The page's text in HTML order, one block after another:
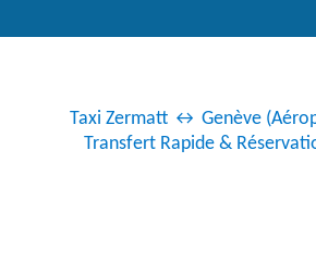
Taxi Zermatt ↔ Genève
Transfert Rapide &